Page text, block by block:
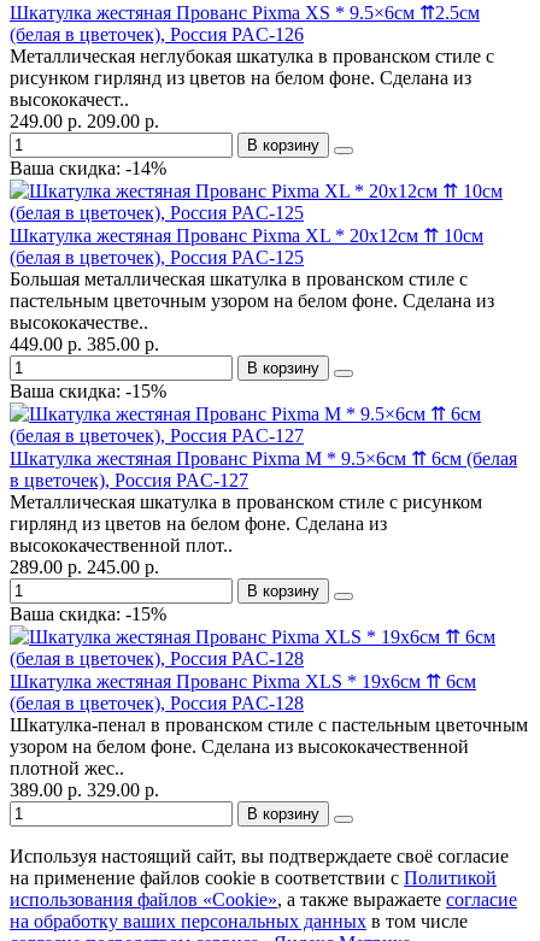
Шкатулка жестяная Прованс Pixma XS * 9.5×6см ⇈2.5см
(белая в цветочек), Россия PAC-126
Металлическая неглубокая шкатулка в прованском стиле с
рисунком гирлянд из цветов на белом фоне. Сделана из
высококачест..
249.00 р. 209.00 р.
В корзину
Ваша скидка: -14%
Шкатулка жестяная Прованс Pixma XL * 20x12см ⇈ 10см
(белая в цветочек), Россия PAC-125
Большая металлическая шкатулка в прованском стиле с
пастельным цветочным узором на белом фоне. Сделана из
высококачестве..
449.00 р. 385.00 р.
В корзину
Ваша скидка: -15%
Шкатулка жестяная Прованс Pixma M * 9.5×6см ⇈ 6см (белая
в цветочек), Россия PAC-127
Металлическая шкатулка в прованском стиле с рисунком
гирлянд из цветов на белом фоне. Сделана из
высококачественной плот..
289.00 р. 245.00 р.
В корзину
Ваша скидка: -15%
Шкатулка жестяная Прованс Pixma XLS * 19x6см ⇈ 6см
(белая в цветочек), Россия PAC-128
Шкатулка-пенал в прованском стиле с пастельным цветочным
узором на белом фоне. Сделана из высококачественной
плотной жес..
389.00 р. 329.00 р.
В корзину
Используя настоящий сайт, вы подтверждаете своё согласие
на применение файлов cookie в соответствии с Политикой
использования файлов «Cookie», а также выражаете согласие
на обработку ваших персональных данных в том числе